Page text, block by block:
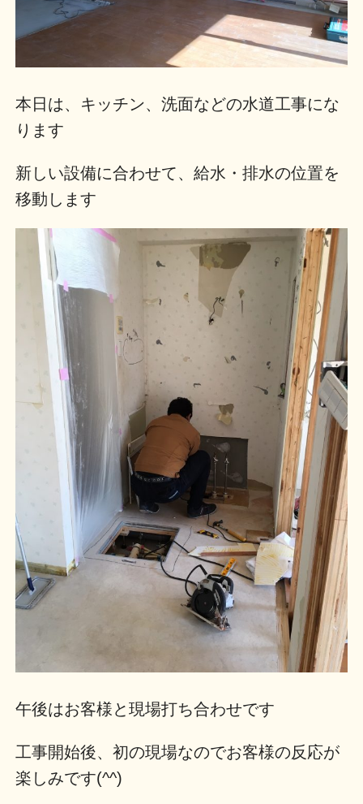
本日は、キッチン、洗面などの水道工事にな
ります
新しい設備に合わせて、給水・排水の位置を
移動します
午後はお客様と現場打ち合わせです
工事開始後、初の現場なのでお客様の反応が
楽しみです(^^)